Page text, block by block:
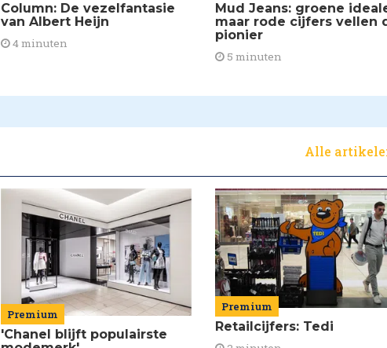
Column: De vezelfantasie
van Albert Heijn
4 minuten
Mud Jeans: groene
maar rode cijfers vellen
pionier
5 minuten
Alle
Premium
'Chanel blijft populairste
Premium
Retailcijfers: Tedi